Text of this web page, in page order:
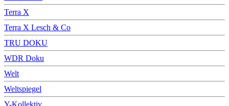
Terra X
Terra X Lesch & Co
TRU DOKU
WDR Doku
Welt
Weltspiegel
Y-Kollektiv